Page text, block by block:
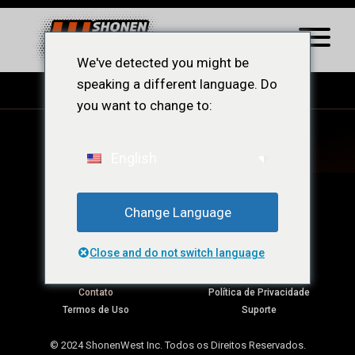
Contato
Política de Privacidade
Termos de Uso
Suporte
© 2024 ShonenWest Inc. Todos os Direitos Reservados.
We've detected you might be
speaking a different language. Do
you want to change to:
Change Language
Close and do not switch language